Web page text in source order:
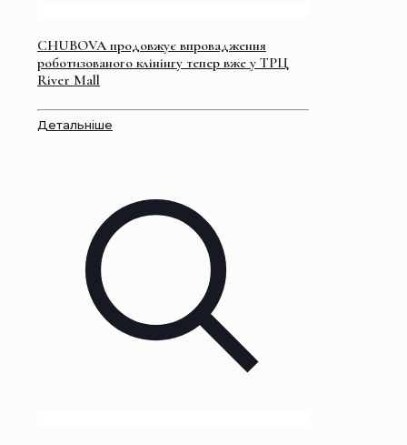
CHUBOVA продовжує впровадження
роботизованого клінінгу тепер вже у ТРЦ
River Mall
Детальніше